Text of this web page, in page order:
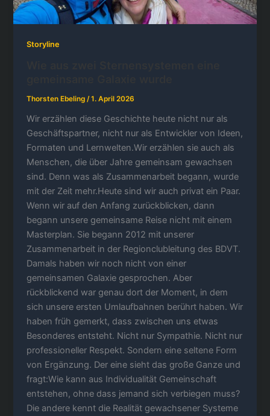
Storyline
Thorsten Ebeling/1. April 2026
Wir erzählen diese Geschichte heute nicht nur als
Geschäftspartner, nicht nur als Entwickler von Ideen,
Formaten und Lernwelten.Wir erzählen sie auch als
Menschen, die über Jahre gemeinsam gewachsen
sind. Denn was als Zusammenarbeit begann, wurde
mit der Zeit mehr.Heute sind wir auch privat ein Paar.
Wenn wir auf den Anfang zurückblicken, dann
begann unsere gemeinsame Reise nicht mit einem
Masterplan. Sie begann 2012 mit unserer
Zusammenarbeit in der Regionclubleitung des BDVT.
Damals haben wir noch nicht von einer
gemeinsamen Galaxie gesprochen. Aber
rückblickend war genau dort der Moment, in dem
sich unsere ersten Umlaufbahnen berührt haben. Wir
haben früh gemerkt, dass zwischen uns etwas
Besonderes entsteht. Nicht nur Sympathie. Nicht nur
professioneller Respekt. Sondern eine seltene Form
von Ergänzung. Der eine sieht das große Ganze und
fragt:Wie kann aus Individualität Gemeinschaft
entstehen, ohne dass jemand sich verbiegen muss?
Die andere kennt die Realität gewachsener Systeme